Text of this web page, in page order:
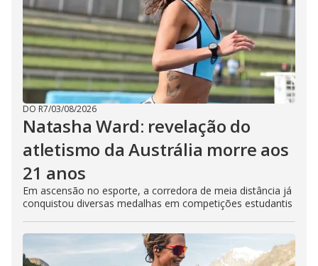
DO R7/03/08/2026
Natasha Ward: revelação do
atletismo da Austrália morre aos
21 anos
Em ascensão no esporte, a corredora de meia distância já
conquistou diversas medalhas em competições estudantis